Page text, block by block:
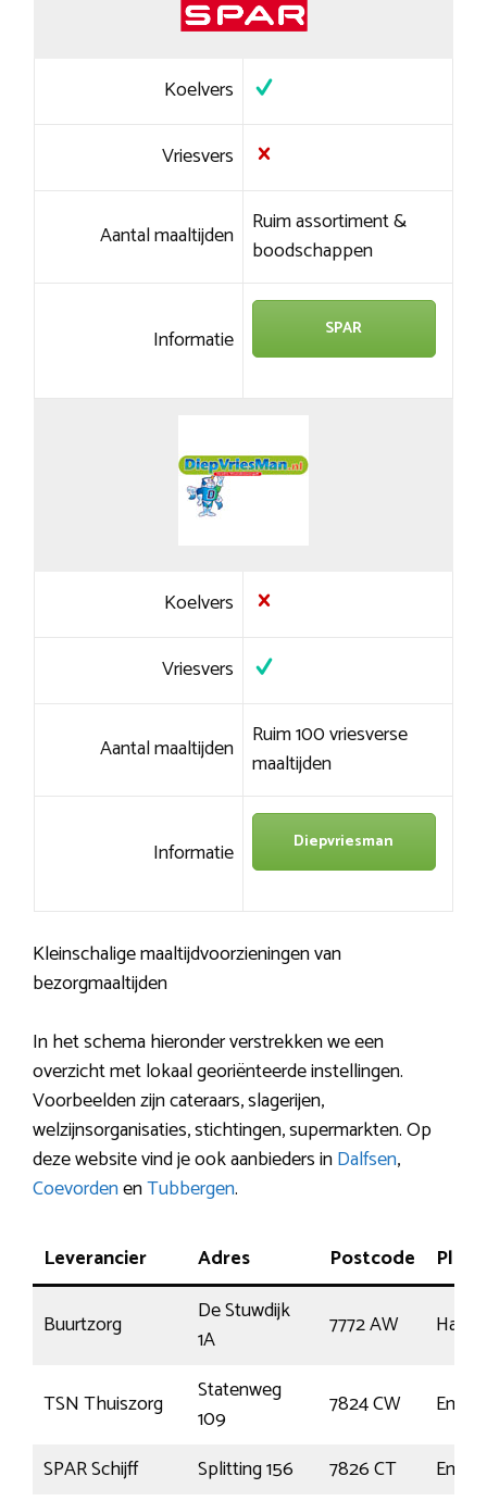
Koelvers
Vriesvers
Aantal maaltijden Ruim assortiment &
boodschappen
Informatie SPAR
Koelvers
Vriesvers
Aantal maaltijden Ruim 100 vriesverse
maaltijden
Informatie Diepvriesman
Kleinschalige maaltijdvoorzieningen van
bezorgmaaltijden
In het schema hieronder verstrekken we een
overzicht met lokaal georiënteerde instellingen.
Voorbeelden zijn cateraars, slagerijen,
welzijnsorganisaties, stichtingen, supermarkten. Op
deze website vind je ook aanbieders inDalfsen,
CoevordenenTubbergen.
Leverancier Adres Postcode
Buurtzorg
De Stuwdijk
1A
7772 AW
TSN Thuiszorg
Statenweg
109
7824 CW
SPAR Schijff
Splitting 156 7826 CT